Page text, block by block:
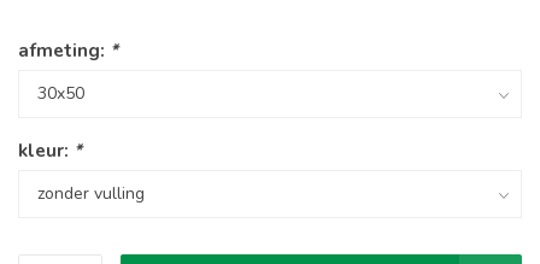
afmeting: *
kleur: *